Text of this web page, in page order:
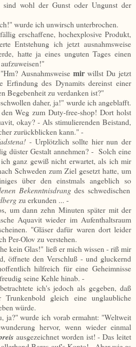
wohl der Gunst oder Ungunst der
wurde ich unwirsch unterbrochen.
erschaffene, hochexplosive Produkt,
Entstehung ich jetzt ausnahmsweise
hatte ja eines unguten Tages einen
Ausnahmsweise mirwillst Du jetzt
Erfindung des Dynamits dereinst einer
Begebenheit zu verdanken ist?"
daher, ja!" wurde ich angeblafft.
Weg zum Duty-free-shop! Dort holst
okay? - Als stimulierenden Beistand,
zurückblicken kann." -
- Urplötzlich sollte hier nun der
düster Gestalt annehmen? - Solch eine
ganz gewiß nicht erwartet, als ich mir
Schweden zum Ziel gesetzt hatte, um
über den einstmals angeblich so
Bekenntnisdrangdes schwedischen
zu erkunden ... -
um dann zehn Minuten später mit der
Aquavit wieder im Aufenthaltsraum
"Gläser dafür waren dort leider
Per-Olov zu verstehen.
kein Glas!" ließ er mich wissen - riß mir
öffnete den Verschluß - und gluckernd
hilfreich für eine Geheimnisse
seine Kehle hinab. -
ich's jedoch als gegeben, daß
Trunkenbold gleich eine unglaubliche
würde.
ja?" wurde ich vorab ermahnt: "Weltweit
hervor, wenn wieder einmal
ausgezeichnet worden ist! - Das leitet